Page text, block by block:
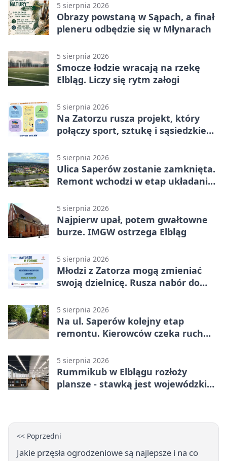
5 sierpnia 2026
Obrazy powstaną w Sąpach, a finał
pleneru odbędzie się w Młynarach
5 sierpnia 2026
Smocze łodzie wracają na rzekę
Elbląg. Liczy się rytm załogi
5 sierpnia 2026
Na Zatorzu rusza projekt, który
połączy sport, sztukę i sąsiedzkie
5 sierpnia 2026
Ulica Saperów zostanie zamknięta.
Remont wchodzi w etap układania
5 sierpnia 2026
Najpierw upał, potem gwałtowne
burze. IMGW ostrzega Elbląg
5 sierpnia 2026
Młodzi z Zatorza mogą zmieniać
swoją dzielnicę. Rusza nabór do
5 sierpnia 2026
Na ul. Saperów kolejny etap
remontu. Kierowców czeka ruch
5 sierpnia 2026
Rummikub w Elblągu rozłoży
plansze - stawką jest wojewódzki
<< Poprzedni
Jakie przęsła ogrodzeniowe są najlepsze i na co